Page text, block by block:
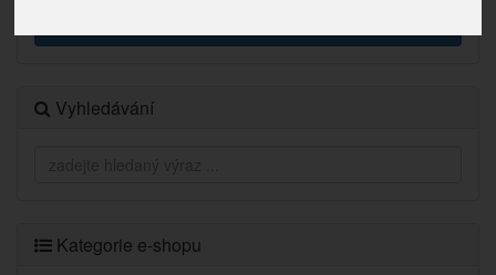
Vyhledávání
Kategorie e-shopu